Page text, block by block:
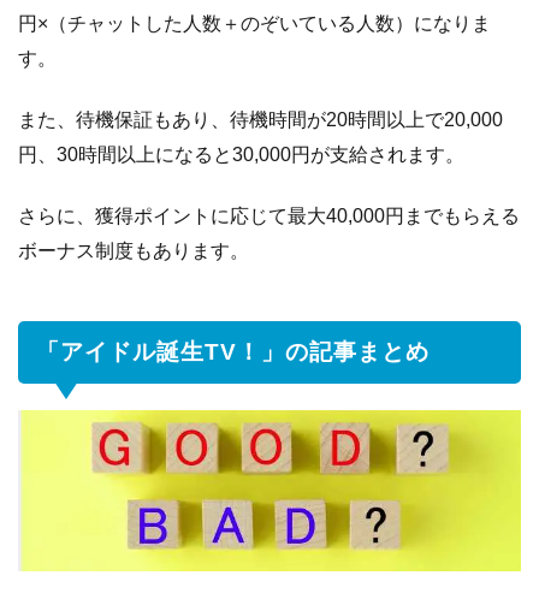
円×（チャットした人数＋のぞいている人数）になりま
す。
また、待機保証もあり、待機時間が20時間以上で20,000
円、30時間以上になると30,000円が支給されます。
さらに、獲得ポイントに応じて最大40,000円までもらえる
ボーナス制度もあります。
「アイドル誕生TV！」の記事まとめ